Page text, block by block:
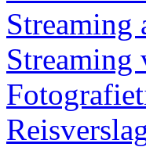
Streaming
Streaming